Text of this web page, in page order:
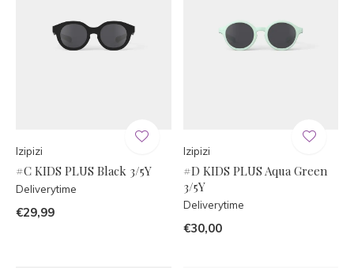
Izipizi
#C KIDS PLUS Black 3/5Y
Deliverytime
€29,99
Izipizi
#D KIDS PLUS Aqua Green
3/5Y
Deliverytime
€30,00